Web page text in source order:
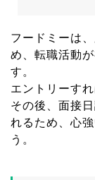
フードミーは
め、転職活動
す。
エントリーす
その後、面接
れるため、心
う。